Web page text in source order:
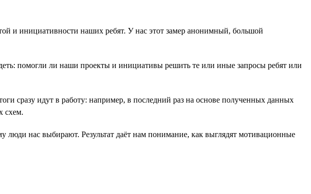
и инициативности наших ребят. У нас этот замер анонимный, большой
помогли ли наши проекты и инициативы решить те или иные запросы ребят или
сразу идут в работу: например, в последний раз на основе полученных данных
схем.
нас выбирают. Результат даёт нам понимание, как выглядят мотивационные